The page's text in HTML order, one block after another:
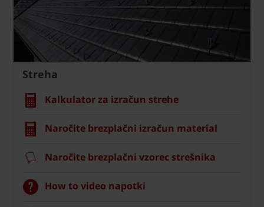
Streha
Kalkulator za izračun strehe
Naročite brezplačni izračun material
Naročite brezplačni vzorec strešnika
How to video napotki